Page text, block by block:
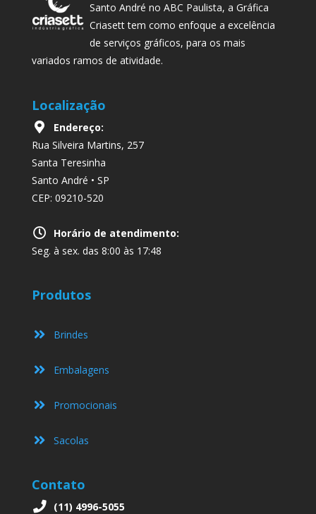
Santo André no ABC Paulista, a Gráfica
Criasett tem como enfoque a excelência
de serviços gráficos, para os mais
variados ramos de atividade.
Localização
Endereço:
Rua Silveira Martins, 257
Santa Teresinha
Santo André • SP
CEP: 09210-520
Horário de atendimento:
Seg. à sex. das 8:00 às 17:48
Produtos
Brindes
Embalagens
Promocionais
Sacolas
Contato
(11) 4996-5055